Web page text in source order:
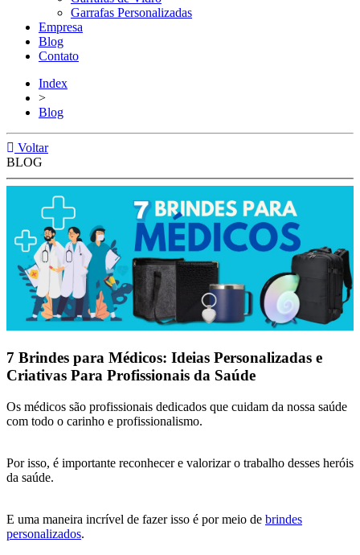
Garrafas Personalizadas
Empresa
Blog
Contato
Index
>
Blog
Voltar
BLOG
7 Brindes para Médicos: Ideias Personalizadas e
Criativas Para Profissionais da Saúde
Os médicos são profissionais dedicados que cuidam da nossa saúde
com todo o carinho e profissionalismo.
Por isso, é importante reconhecer e valorizar o trabalho desses heróis
da saúde.
E uma maneira incrível de fazer isso é por meio de brindes
personalizados.